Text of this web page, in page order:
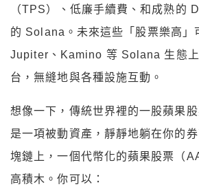
（TPS）、低廉手續費、和成熟的
的 Solana。未來這些「股票樂高」
Jupiter、Kamino 等 Solana 生態
台，無縫地與各種設施互動。
想像一下，傳統世界裡的一股蘋果
是一項被動資產，靜靜地躺在你的
塊鏈上，一個代幣化的蘋果股票（
高積木。你可以：